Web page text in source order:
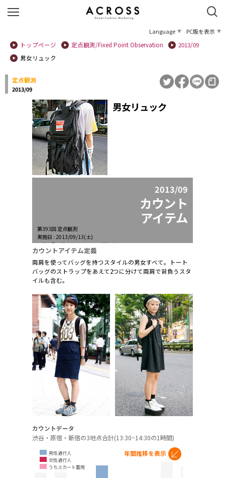
Language
PC版を表示
トップページ
定点観測/Fixed Point Observation
2013/09
男女リュック
定点観測
2013/09
男女リュック
2013/09
カウント
アイテム
第393回 定点観測
実施日 : 2013/09/13(土)
天候 : 曇、最高気温29.1℃、最低気温23.2℃
カウントアイテム定義
両肩を使ってバッグを持つスタイルの男女すべて。トート
バッグのストラップをあえて2つに分けて両肩で背負うスタ
イルも含む。
カウントデータ
渋谷・原宿・新宿の3地点合計(13:30~14:30の1時間)
男性通行人
女性通行人
うちスカート着用
年間推移を表示